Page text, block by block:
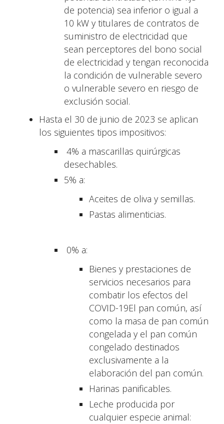
de potencia) sea inferior o igual a
10 kW y titulares de contratos de
suministro de electricidad que
sean perceptores del bono social
de electricidad y tengan reconocida
la condición de vulnerable severo
o vulnerable severo en riesgo de
exclusión social.
Hasta el 30 de junio de 2023 se aplican
los siguientes tipos impositivos:
4% a mascarillas quirúrgicas
desechables.
5% a:
Aceites de oliva y semillas.
Pastas alimenticias.
0% a:
Bienes y prestaciones de
servicios necesarios para
combatir los efectos del
COVID-19El pan común, así
como la masa de pan común
congelada y el pan común
congelado destinados
exclusivamente a la
elaboración del pan común.
Harinas panificables.
Leche producida por
cualquier especie animal: